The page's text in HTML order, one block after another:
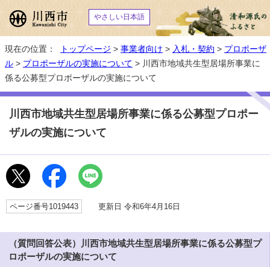
やさしい日本語
現在の位置： トップページ > 事業者向け > 入札・契約 > プロポーザ
ル > プロポーザルの実施について > 川西市地域共生型居場所事業に
係る公募型プロポーザルの実施について
川西市地域共生型居場所事業に係る公募型プロポー
ザルの実施について
ページ番号1019443 更新日 令和6年4月16日
（質問回答公表）川西市地域共生型居場所事業に係る公募型プ
ロポーザルの実施について